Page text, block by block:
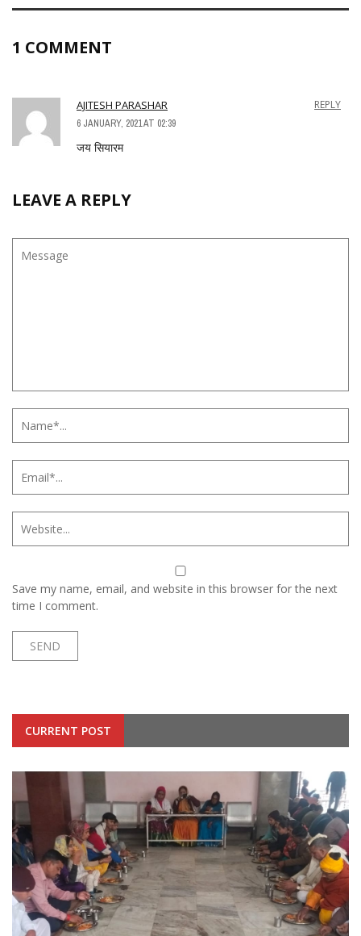
1 COMMENT
AJITESH PARASHAR
6 JANUARY, 2021 AT 02:39
REPLY
जय सियारम
LEAVE A REPLY
Save my name, email, and website in this browser for the next
time I comment.
CURRENT POST